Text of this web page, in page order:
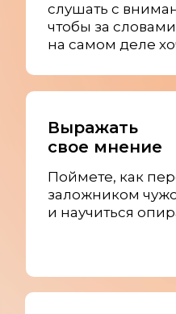
Поймете, как
заложником
и научиться
Выражать
свое мнение
слушать с
чтобы за
на самом деле